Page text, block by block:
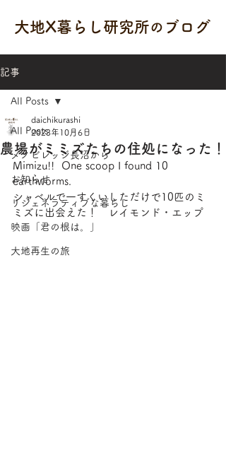
大地X暮らし研究所の ブログ
記事
All Posts
メノビレッジ長沼から
お知らせ
リジェネラティブな暮らし
映画「君の根は。」
大地再生の旅
All Posts
農場がミミズたちの住処になった！
daichikurashi
2023年10月6日
Mimizu!!  One scoop I found 10
earthworms.
シャベルで一すくいしただけで10匹のミ
ミズに出会えた！　レイモンド・エップ